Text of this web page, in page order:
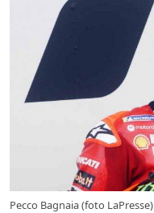
Pecco Bagnaia (foto LaPresse)